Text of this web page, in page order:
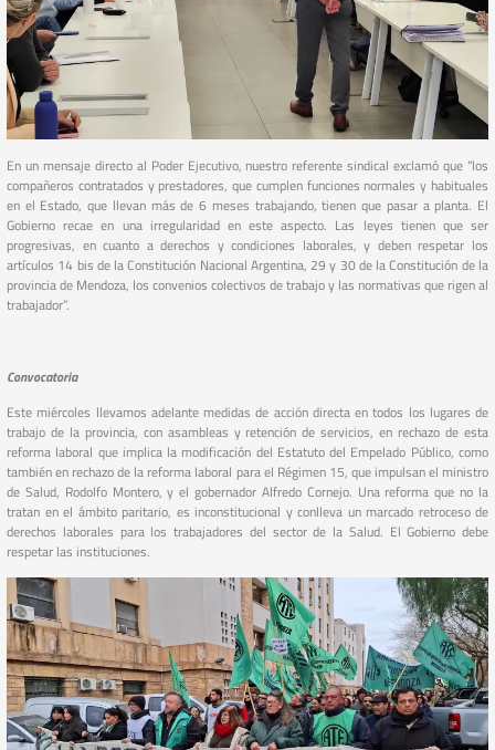
En un mensaje directo al Poder Ejecutivo, nuestro referente sindical exclamó que “los
compañeros contratados y prestadores, que cumplen funciones normales y habituales
en el Estado, que llevan más de 6 meses trabajando, tienen que pasar a planta. El
Gobierno recae en una irregularidad en este aspecto. Las leyes tienen que ser
progresivas, en cuanto a derechos y condiciones laborales, y deben respetar los
artículos 14 bis de la Constitución Nacional Argentina, 29 y 30 de la Constitución de la
provincia de Mendoza, los convenios colectivos de trabajo y las normativas que rigen al
trabajador”.
Convocatoria
Este miércoles llevamos adelante medidas de acción directa en todos los lugares de
trabajo de la provincia, con asambleas y retención de servicios, en rechazo de esta
reforma laboral que implica la modificación del Estatuto del Empelado Público, como
también en rechazo de la reforma laboral para el Régimen 15, que impulsan el ministro
de Salud, Rodolfo Montero, y el gobernador Alfredo Cornejo. Una reforma que no la
tratan en el ámbito paritario, es inconstitucional y conlleva un marcado retroceso de
derechos laborales para los trabajadores del sector de la Salud. El Gobierno debe
respetar las instituciones.